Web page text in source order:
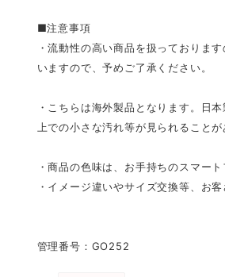
■注意事項
・流動性の高い商品を扱っておりま
いますので、予めご了承ください。
・こちらは海外製品となります。日
上での小さな汚れ等が見られることが
・商品の色味は、お手持ちのスマー
・イメージ違いやサイズ交換等、お
管理番号：GO252